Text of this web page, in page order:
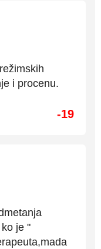
i procenu.
-19
je "